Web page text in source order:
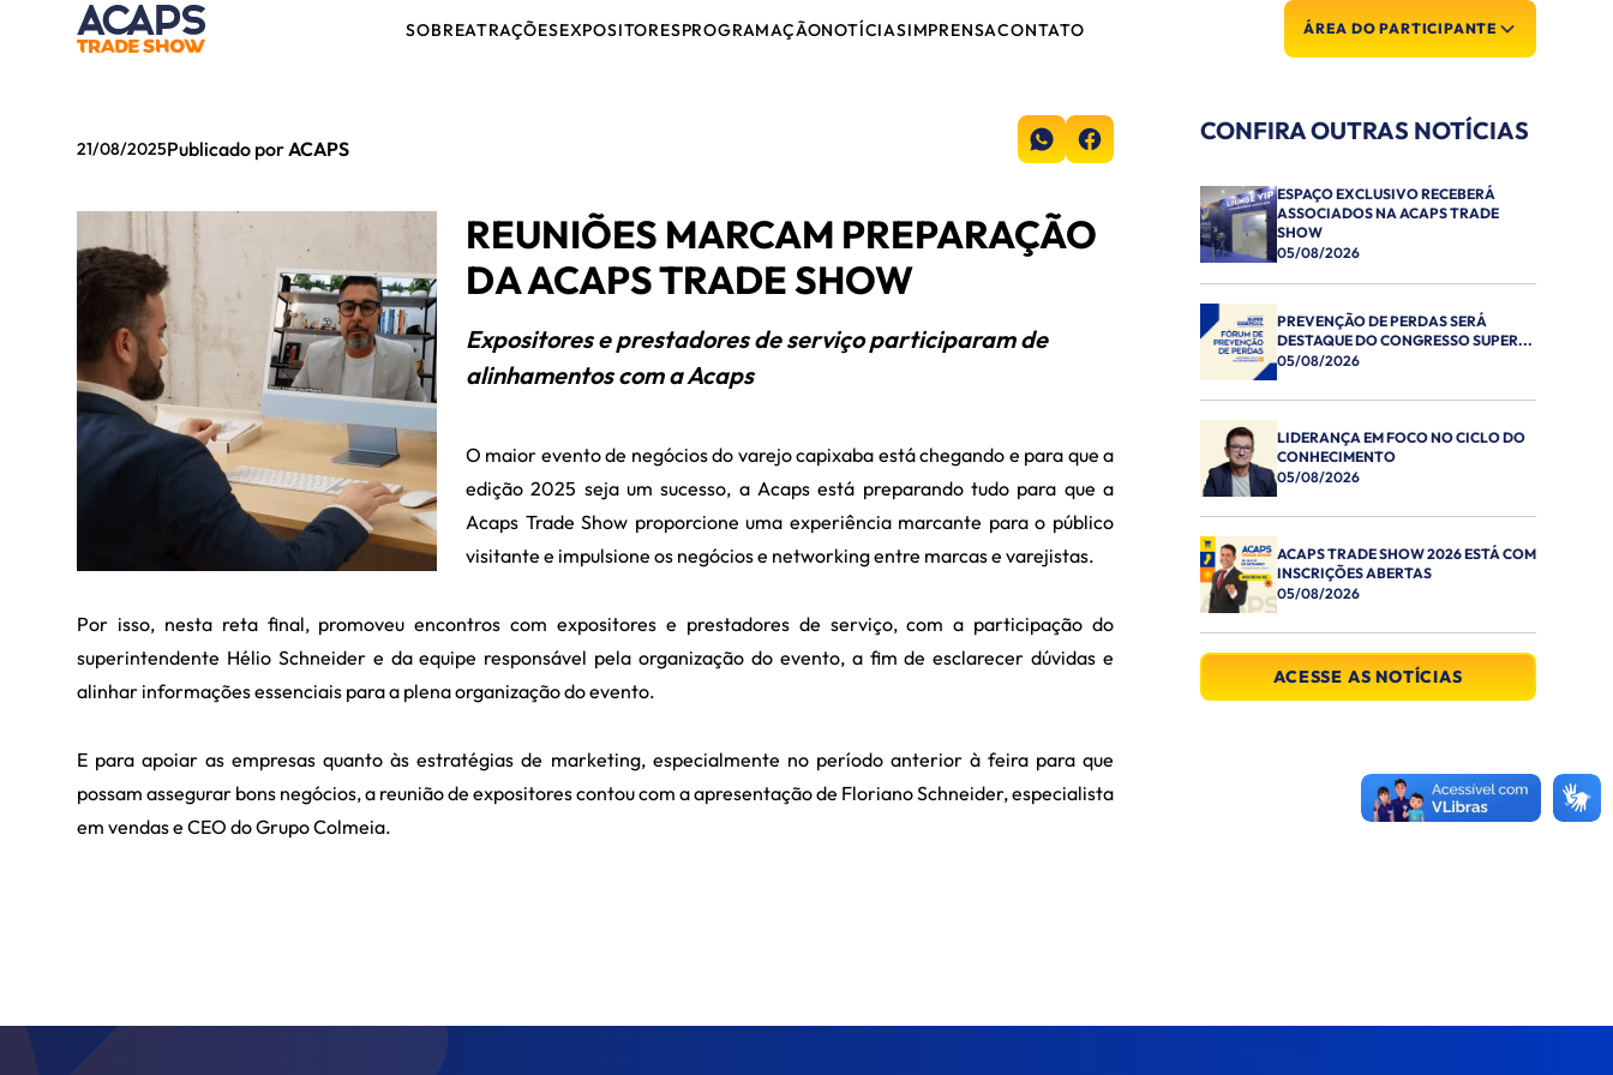
SOBREATRAÇÕESEXPOSITORESPROGRAMAÇÃONOTÍCIASIMPRENSACONTATO ÁREA DO PARTICIPANTE
21/08/2025Publicado porACAPS
REUNIÕES MARCAM PREPARAÇÃO
DA ACAPS TRADE SHOW
Expositores e prestadores de serviço participaram de
alinhamentos com a Acaps
O maior evento de negócios do varejo capixaba está chegando e para que a
edição 2025 seja um sucesso, a Acaps está preparando tudo para que a
Acaps Trade Show proporcione uma experiência marcante para o público
visitante e impulsione os negócios e networking entre marcas e varejistas.
Por isso, nesta reta final, promoveu encontros com expositores e prestadores de serviço, com a participação do
superintendente Hélio Schneider e da equipe responsável pela organização do evento, a fim de esclarecer dúvidas e
alinhar informações essenciais para a plena organização do evento.
E para apoiar as empresas quanto às estratégias de marketing, especialmente no período anterior à feira para que
possam assegurar bons negócios, a reunião de expositores contou com a apresentação de Floriano Schneider, especialista
em vendas e CEO do Grupo Colmeia.
CONFIRA OUTRAS NOTÍCIAS
ESPAÇO EXCLUSIVO RECEBERÁ
ASSOCIADOS NA ACAPS TRADE
SHOW
05/08/2026
PREVENÇÃO DE PERDAS SERÁ
DESTAQUE DO CONGRESSO SUPER...
05/08/2026
LIDERANÇA EM FOCO NO CICLO DO
CONHECIMENTO
05/08/2026
ACAPS TRADE SHOW 2026 ESTÁ COM
INSCRIÇÕES ABERTAS
05/08/2026
ACESSE AS NOTÍCIAS